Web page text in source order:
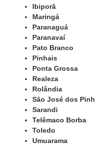
Ibiporã
Maringá
Paranaguá
Paranavaí
Pato Branco
Pinhais
Ponta Grossa
Realeza
Rolândia
São José dos
Sarandi
Telêmaco Borba
Toledo
Umuarama